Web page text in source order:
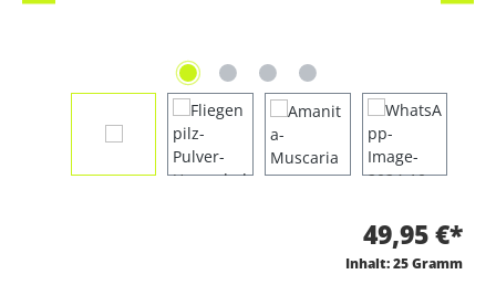
49,95 €*
Inhalt:25 Gramm